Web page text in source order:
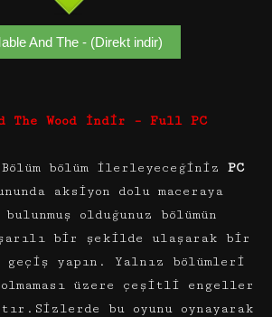
And The - (Direkt indir)
The Wood İndir – Full PC
bölüm ilerleyeceğiniz PC
aksiyon dolu maceraya
olduğunuz bölümün
bir şekilde ulaşarak bir
geçiş yapın. Yalnız bölümleri
üzere çeşitli engeller
bu oyunu oynayarak